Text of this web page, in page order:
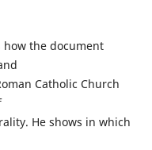
the document
Catholic Church
He shows in which